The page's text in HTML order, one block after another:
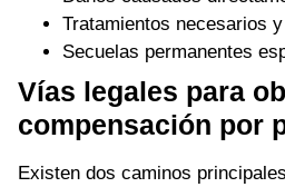
Tratamientos necesarios
Secuelas permanentes
Vías legales para
compensación por
Existen dos caminos